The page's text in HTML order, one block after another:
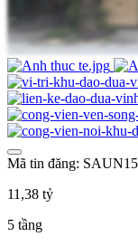
Mã tin đăng:
11,38 tỷ
5 tầng